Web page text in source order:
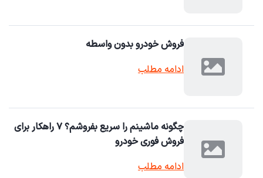
فروش خودرو بدون واسطه
ادامه مطلب
چگونه ماشینم را سریع بفروشم؟ ۷ راهکار برای
فروش فوری خودرو
ادامه مطلب